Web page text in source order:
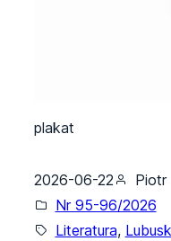
plakat
2026-06-22 Piotr
Nr 95-96/2026
Literatura,